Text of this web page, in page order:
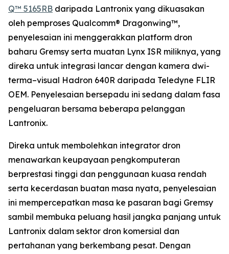
Q™ 5165RB daripada Lantronix yang dikuasakan
oleh pemproses Qualcomm® Dragonwing™,
penyelesaian ini menggerakkan platform dron
baharu Gremsy serta muatan Lynx ISR miliknya, yang
direka untuk integrasi lancar dengan kamera dwi-
terma–visual Hadron 640R daripada Teledyne FLIR
OEM. Penyelesaian bersepadu ini sedang dalam fasa
pengeluaran bersama beberapa pelanggan
Lantronix.
Direka untuk membolehkan integrator dron
menawarkan keupayaan pengkomputeran
berprestasi tinggi dan penggunaan kuasa rendah
serta kecerdasan buatan masa nyata, penyelesaian
ini mempercepatkan masa ke pasaran bagi Gremsy
sambil membuka peluang hasil jangka panjang untuk
Lantronix dalam sektor dron komersial dan
pertahanan yang berkembang pesat. Dengan